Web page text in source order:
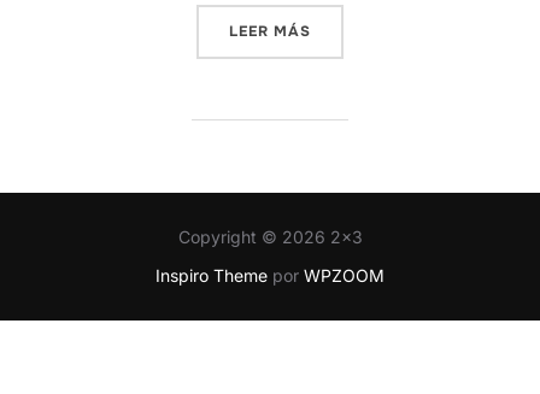
LEER MÁS
Copyright © 2026 2x3
Inspiro Theme por WPZOOM